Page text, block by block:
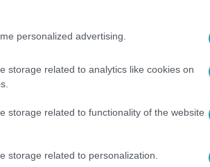
personalized advertising.
storage related to analytics like cookies on
storage related to functionality of the website
storage related to personalization.